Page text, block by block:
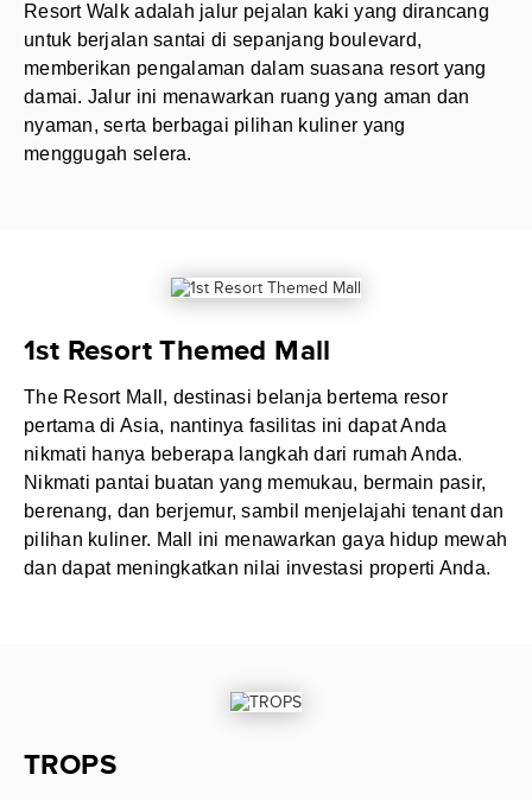
Resort Walk adalah jalur pejalan kaki yang dirancang
untuk berjalan santai di sepanjang boulevard,
memberikan pengalaman dalam suasana resort yang
damai. Jalur ini menawarkan ruang yang aman dan
nyaman, serta berbagai pilihan kuliner yang
menggugah selera.
1st Resort Themed Mall
The Resort Mall, destinasi belanja bertema resor
pertama di Asia, nantinya fasilitas ini dapat Anda
nikmati hanya beberapa langkah dari rumah Anda.
Nikmati pantai buatan yang memukau, bermain pasir,
berenang, dan berjemur, sambil menjelajahi tenant dan
pilihan kuliner. Mall ini menawarkan gaya hidup mewah
dan dapat meningkatkan nilai investasi properti Anda.
TROPS